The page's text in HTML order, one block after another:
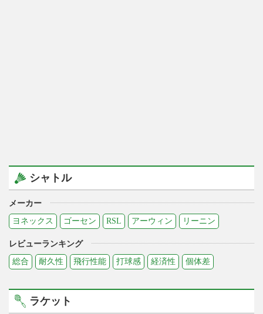
シャトル
メーカー
ヨネックス
ゴーセン RSL アーウィン リーニン
レビューランキング
総合
耐久性 飛行性能 打球感 経済性 個体差
ラケット